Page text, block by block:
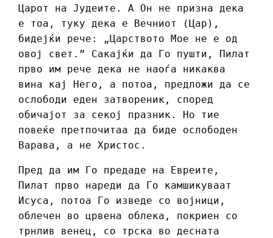
Царот на Јудеите. А Он не призна дека
е тоа, туку дека е Вечниот (Цар),
бидејќи рече: „Царството Мое не е од
овој свет.” Сакајќи да Го пушти, Пилат
прво им рече дека не наоѓа никаква
вина кај Него, а потоа, предложи да се
ослободи еден затвореник, според
обичајот за секој празник. Но тие
повеќе претпочитаа да биде ослободен
Варава, а не Христос.
Пред да им Го предаде на Евреите,
Пилат прво нареди да Го камшикуваат
Исуса, потоа Го изведе со војници,
облечен во црвена облека, покриен со
трнлив венец, со трска во десната